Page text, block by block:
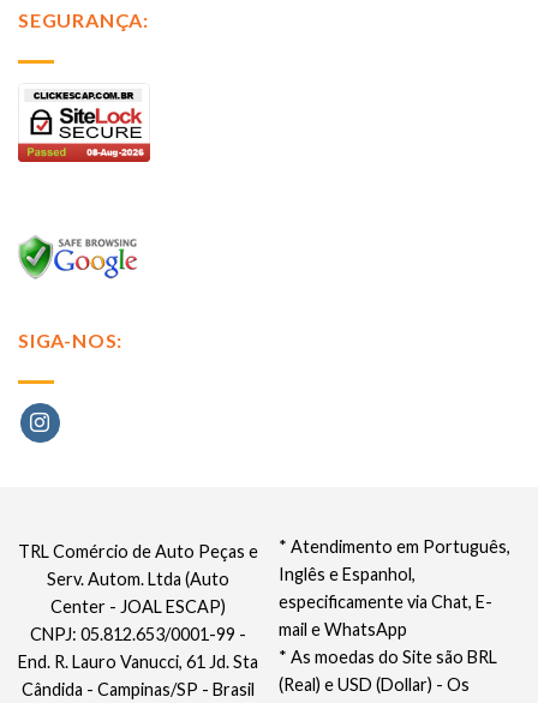
SEGURANÇA:
SIGA-NOS:
* Atendimento em Português,
Inglês e Espanhol,
especificamente via Chat, E-
mail e WhatsApp
* As moedas do Site são BRL
(Real) e USD (Dollar) - Os
TRL Comércio de Auto Peças e
Serv. Autom. Ltda (Auto
Center - JOAL ESCAP)
CNPJ: 05.812.653/0001-99 -
End. R. Lauro Vanucci, 61 Jd. Sta
Cândida - Campinas/SP - Brasil